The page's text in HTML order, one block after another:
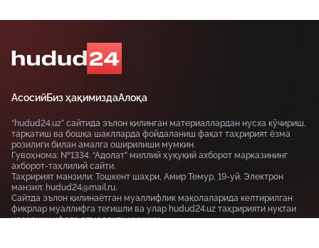
АсосийБиз ҳақимиздаАлоқа
“hudud24.uz” сайтида эълон қилинган материаллардан нусха кўчириш,
тарқатиш ва бошқа шаклларда фойдаланиш фақат таҳририят ёзма
розилиги билан амалга оширилиши мумкин.
Гувоҳнома: №1334. “Адолат” миллий ҳуқуқий ахборот марказининг
ахборот-таҳлилий сайти.
Таҳририят манзили: Тошкент шаҳри, Амир Темур, 19-уй. Электрон
манзил: hudud24@mail.ru.
Сайтда эълон қилинаётган муаллифлик мақолаларида келтирилган
фикрлар муаллифга тегишли ва улар hudud24.uz таҳририяти нуқтаи
назарини ифода этмаслиги мумкин.